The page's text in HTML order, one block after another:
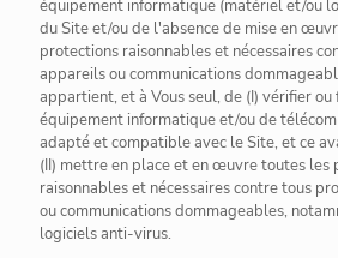
équipement informatique (matériel et/ou
du Site et/ou de l'absence de mise en
protections raisonnables et nécessaires
appareils ou communications
appartient, et à Vous seul, de (I) vérifier
équipement informatique et/ou de
adapté et compatible avec le Site, et ce
(II) mettre en place et en œuvre toutes les
raisonnables et nécessaires contre tous
ou communications dommageables,
logiciels anti-virus.